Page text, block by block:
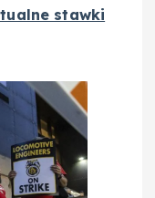
stawki